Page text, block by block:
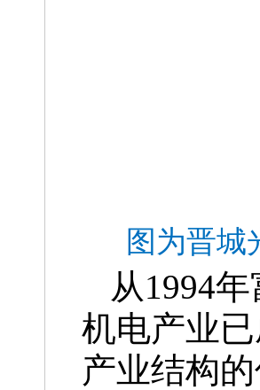
图为晋
从1994
机电产业
产业结构